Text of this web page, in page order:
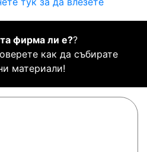
фирма ли е??
как да събирате
материали!